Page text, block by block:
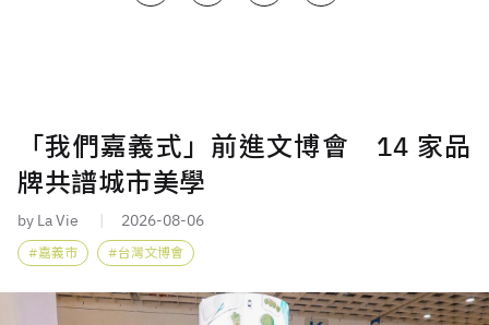
「我們嘉義式」前進文博會 14 家品
牌共譜城市美學
by La Vie 2026-08-06
嘉義市 台灣文博會